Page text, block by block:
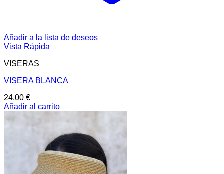
Añadir a la lista de deseos
Vista Rápida
VISERAS
VISERA BLANCA
24,00 €
Añadir al carrito